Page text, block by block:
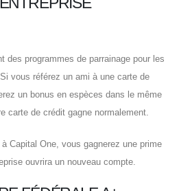
des programmes de parrainage pour les
vous référez un ami à une carte de
un bonus en espèces dans le même
carte de crédit gagne normalement.
Capital One, vous gagnerez une prime
ouvrira un nouveau compte.